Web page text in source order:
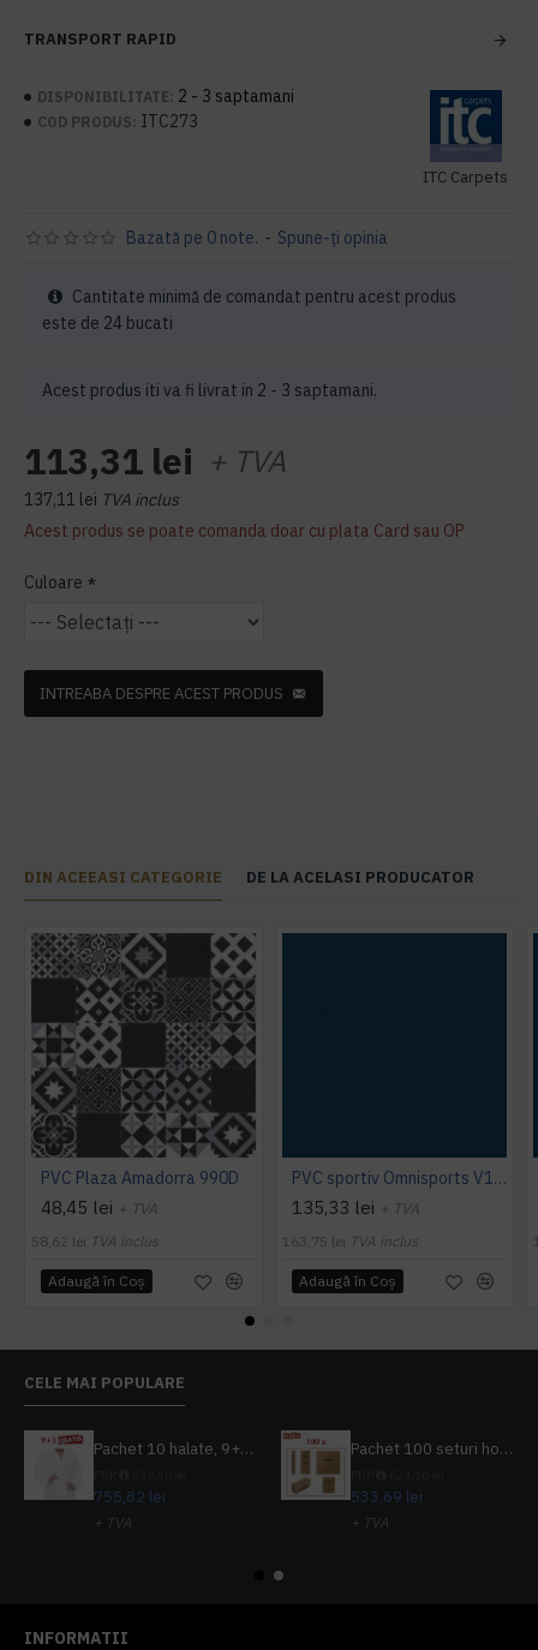
TRANSPORT RAPID
DISPONIBILITATE: 2 - 3 saptamani
COD PRODUS: ITC273
ITC Carpets
Acest produs iti va fi livrat in 2 - 3 saptamani.
Bazată pe 0 note. - Spune-ţi opinia
113,31 lei + TVA
137,11 lei TVA inclus
Acest produs se poate comanda doar cu plata Card sau OP
Culoare
Cantitate minimă de comandat pentru acest produs
este de 24 bucati
INTREABA DESPRE ACEST PRODUS
DIN ACEEASI CATEGORIE DE LA ACELASI PRODUCATOR
PVC Plaza Amadorra 990D
48,45 lei + TVA
58,62 lei TVA inclus
Adaugă în Coş
PVC sportiv Omnisports V120 albastru Night Blue
135,33 lei + TVA
163,75 lei TVA inclus
Adaugă în Coş
CELE MAI POPULARE
Pachet 10 halate, 9+1 gratuit
755,82 lei
+ TVA
Pachet 100 seturi hoteliere, set dentar, set barbierit, casca de dus, pila unghii, set cusut
533,69 lei
+ TVA
INFORMATII